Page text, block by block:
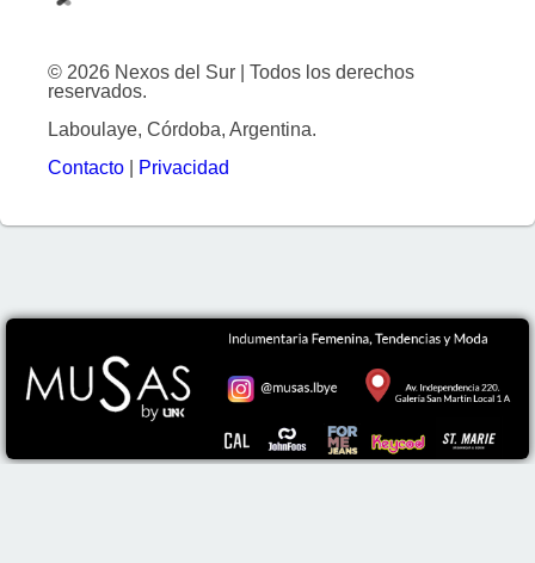
© 2026 Nexos del Sur | Todos los derechos
reservados.
Laboulaye, Córdoba, Argentina.
Contacto
Privacidad